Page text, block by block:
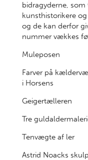
bidragyderne,
kunsthistorikere
og de kan derfor
nummer vækkes
Muleposen
Farver på
i Horsens
Geigertælleren
Tre
Tenvægte af ler
Astrid Noacks